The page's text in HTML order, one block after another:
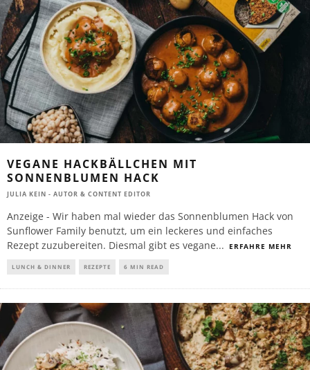
VEGANE HACKBÄLLCHEN MIT
SONNENBLUMEN HACK
JULIA KEIN - AUTOR & CONTENT EDITOR
Anzeige - Wir haben mal wieder das Sonnenblumen Hack von
Sunflower Family benutzt, um ein leckeres und einfaches
Rezept zuzubereiten. Diesmal gibt es vegane... ERFAHRE MEHR
LUNCH & DINNER REZEPTE 6 MIN READ